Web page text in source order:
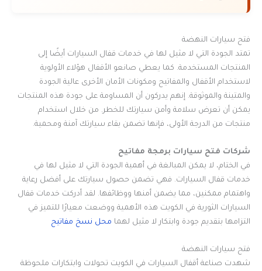
فتح سيارات النهضة
تمتد الجودة التي لا مثيل لها في خدمات قفال السيارات أيضًا إلى
المنتجات المستخدمة. كما يعطي صانعو الأقفال هؤلاء الأولوية
لاستخدام الأقفال والمفاتيح ومكونات الأمان الأخرى عالية الجودة
والمتينة والموثوقة. إنهم يدركون أن المساومة على جودة هذه المنتجات
يمكن أن تعرض سلامة وأمن سيارتك للخطر. من خلال استخدام
منتجات من الدرجة الأولى، فإنها تضمن بقاء سيارتك آمنة ومحمية.
شركات فتح سيارات برمجة مفاتيح
في الختام، لا يمكن المبالغة في أهمية الجودة التي لا مثيل لها في
خدمات قفال السيارات. فهي تضمن حصول سيارتك على أفضل رعاية
واهتمام ممكنين، مما يضمن أمنها ووظائفها. لقد أدركت خدمات قفال
السيارات الثورية في الكويت هذه الأهمية ووضعت معيارًا للتميز في
التزامها بتقديم جودة وابتكار لا مثيل لهما محل نسخ مفاتيح
فتح سيارات النهضة
شهدت صناعة أقفال السيارات في الكويت تحولات وابتكارات ملحوظة